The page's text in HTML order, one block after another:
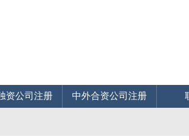
资公司注册 中外合资公司注册